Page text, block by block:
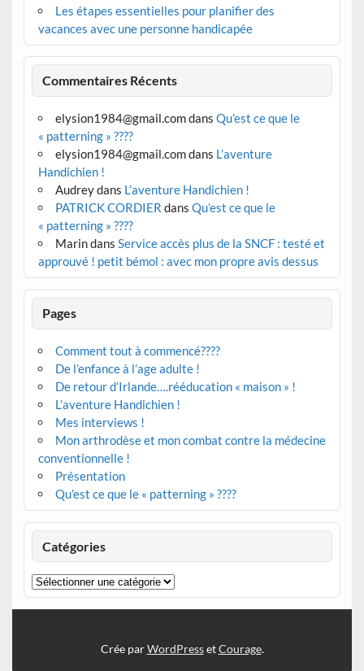
Les étapes essentielles pour planifier des
vacances avec une personne handicapée
Commentaires Récents
elysion1984@gmail.comdans Qu’est ce que le
« patterning » ????
elysion1984@gmail.comdans L’aventure
Handichien !
Audreydans L’aventure Handichien !
PATRICK CORDIER dans Qu’est ce que le
« patterning » ????
Marindans Service accès plus de la SNCF : testé et
approuvé ! petit bémol : avec mon propre avis dessus
Pages
Comment tout à commencé????
De l’enfance à l’age adulte !
De retour d’Irlande….rééducation « maison » !
L’aventure Handichien !
Mes interviews !
Mon arthrodèse et mon combat contre la médecine
conventionnelle !
Présentation
Qu’est ce que le « patterning » ????
Catégories
Catégories
Crée parWordPressetCourage.